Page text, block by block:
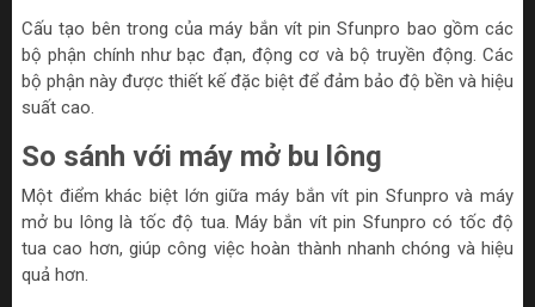
Cấu tạo bên trong của máy bắn vít pin Sfunpro bao gồm các
bộ phận chính như bạc đạn, động cơ và bộ truyền động. Các
bộ phận này được thiết kế đặc biệt để đảm bảo độ bền và hiệu
suất cao.
So sánh với máy mở bu lông
Một điểm khác biệt lớn giữa máy bắn vít pin Sfunpro và máy
mở bu lông là tốc độ tua. Máy bắn vít pin Sfunpro có tốc độ
tua cao hơn, giúp công việc hoàn thành nhanh chóng và hiệu
quả hơn.